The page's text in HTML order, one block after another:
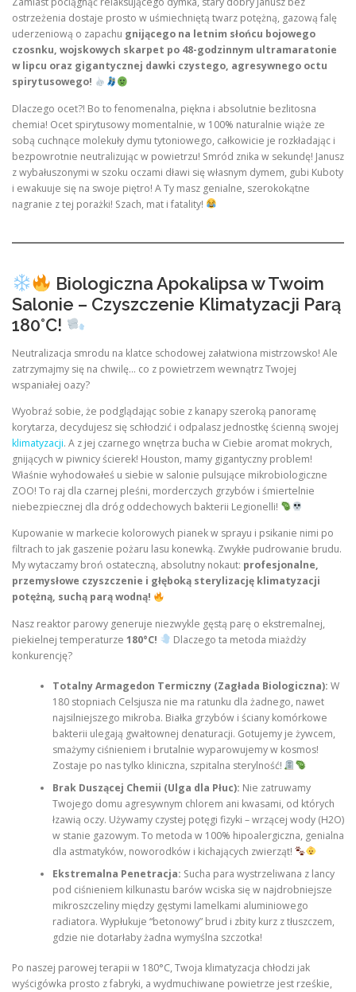
ostrzeżenia dostaje prosto w uśmiechniętą twarz potężną, gazową falę
uderzeniową o zapachu gnijącego na letnim słońcu bojowego
czosnku, wojskowych skarpet po 48-godzinnym ultramaratonie
w lipcu oraz gigantycznej dawki czystego, agresywnego octu
spirytusowego!
Dlaczego ocet?! Bo to fenomenalna, piękna i absolutnie bezlitosna
chemia! Ocet spirytusowy momentalnie, w 100% naturalnie wiąże ze
sobą cuchnące molekuły dymu tytoniowego, całkowicie je rozkładając i
bezpowrotnie neutralizując w powietrzu! Smród znika w sekundę! Janusz
z wybałuszonymi w szoku oczami dławi się własnym dymem, gubi Kuboty
i ewakuuje się na swoje piętro! A Ty masz genialne, szerokokątne
nagranie z tej porażki! Szach, mat i fatality!
Biologiczna Apokalipsa w Twoim
Salonie – Czyszczenie Klimatyzacji Parą
180°C!
Neutralizacja smrodu na klatce schodowej załatwiona mistrzowsko! Ale
zatrzymajmy się na chwilę… co z powietrzem wewnątrz Twojej
wspaniałej oazy?
Wyobraź sobie, że podglądając sobie z kanapy szeroką panoramę
korytarza, decydujesz się schłodzić i odpalasz jednostkę ścienną swojej
klimatyzacji. A z jej czarnego wnętrza bucha w Ciebie aromat mokrych,
gnijących w piwnicy ścierek! Houston, mamy gigantyczny problem!
Właśnie wyhodowałeś u siebie w salonie pulsujące mikrobiologiczne
ZOO! To raj dla czarnej pleśni, morderczych grzybów i śmiertelnie
niebezpiecznej dla dróg oddechowych bakterii Legionelli!
Kupowanie w markecie kolorowych pianek w sprayu i psikanie nimi po
filtrach to jak gaszenie pożaru lasu konewką. Zwykłe pudrowanie brudu.
My wytaczamy broń ostateczną, absolutny nokaut: profesjonalne,
przemysłowe czyszczenie i głęboką sterylizację klimatyzacji
potężną, suchą parą wodną!
Nasz reaktor parowy generuje niezwykle gęstą parę o ekstremalnej,
piekielnej temperaturze 180°C!
Dlaczego ta metoda miażdży
konkurencję?
Totalny Armagedon Termiczny (Zagłada Biologiczna): W
180 stopniach Celsjusza nie ma ratunku dla żadnego, nawet
najsilniejszego mikroba. Białka grzybów i ściany komórkowe
bakterii ulegają gwałtownej denaturacji. Gotujemy je żywcem,
smażymy ciśnieniem i brutalnie wyparowujemy w kosmos!
Zostaje po nas tylko kliniczna, szpitalna sterylność!
Brak Duszącej Chemii (Ulga dla Płuc): Nie zatruwamy
Twojego domu agresywnym chlorem ani kwasami, od których
łzawią oczy. Używamy czystej potęgi fizyki – wrzącej wody (H2O)
w stanie gazowym. To metoda w 100% hipoalergiczna, genialna
dla astmatyków, noworodków i kichających zwierząt!
Ekstremalna Penetracja: Sucha para wystrzeliwana z lancy
pod ciśnieniem kilkunastu barów wciska się w najdrobniejsze
mikroszczeliny między gęstymi lamelkami aluminiowego
radiatora. Wypłukuje “betonowy” brud i zbity kurz z tłuszczem,
gdzie nie dotarłaby żadna wymyślna szczotka!
Po naszej parowej terapii w 180°C, Twoja klimatyzacja chłodzi jak
wyścigówka prosto z fabryki, a wydmuchiwane powietrze jest rześkie,